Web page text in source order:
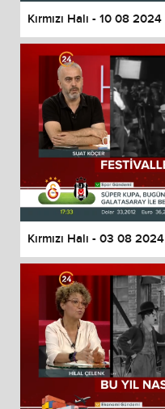
Kırmızı Halı - 10 08 2024
Kırmızı Halı - 03 08 2024